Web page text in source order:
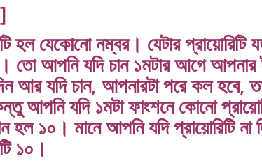
হল যেকোনো নম্বর। যেটার
তো আপনি যদি চান ১মটার আগে আপনার
আর যদি চান, আপনারটা পরে কল হবে,
আপনি যদি ১মটা ফাংশনে কোনো
হল ১০। মানে আপনি যদি প্রায়োরিটি না
১০।